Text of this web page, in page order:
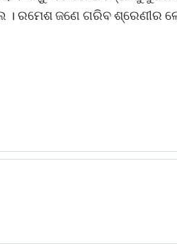
। ରମେଶ ଜଣେ ଗରିବ ଶ୍ରେଣୀର